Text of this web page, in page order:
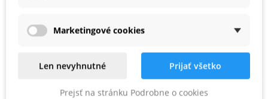
PARAMETRE PRODUKTU
Marketingové cookies
Len nevyhnutné Prijať všetko
Prejsť na stránku Podrobne o cookies